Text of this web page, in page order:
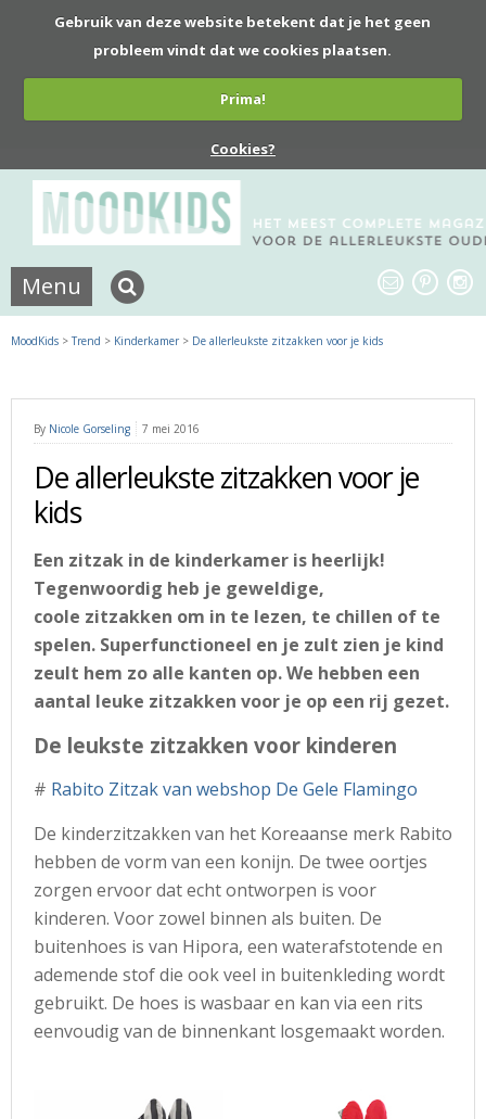
Gebruik van deze website betekent dat je het geen
probleem vindt dat we cookies plaatsen.
Prima!
Cookies?
Menu
MoodKids >Trend > Kinderkamer > De allerleukste zitzakken voor je kids
By Nicole Gorseling 7 mei 2016
De allerleukste zitzakken voor je
kids
Een zitzak in de kinderkamer is heerlijk!
Tegenwoordig heb je geweldige,
coole zitzakken om in te lezen, te chillen of te
spelen. Superfunctioneel en je zult zien je kind
zeult hem zo alle kanten op. We hebben een
aantal leuke zitzakken voor je op een rij gezet.
De leukste zitzakken voor kinderen
# Rabito Zitzak van webshop De Gele Flamingo
De kinderzitzakken van het Koreaanse merk Rabito
hebben de vorm van een konijn. De twee oortjes
zorgen ervoor dat echt ontworpen is voor
kinderen. Voor zowel binnen als buiten. De
buitenhoes is van Hipora, een waterafstotende en
ademende stof die ook veel in buitenkleding wordt
gebruikt. De hoes is wasbaar en kan via een rits
eenvoudig van de binnenkant losgemaakt worden.